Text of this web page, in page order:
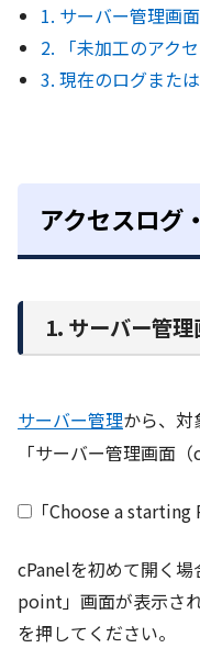
1. サーバー管理画
2. 「未加工のアク
3. 現在のログまた
アクセスログ
1. サーバー管
サーバー管理から、対
「サーバー管理画面
「Choose a
cPanelを初めて開く
point」画面が表示さ
を押してください。